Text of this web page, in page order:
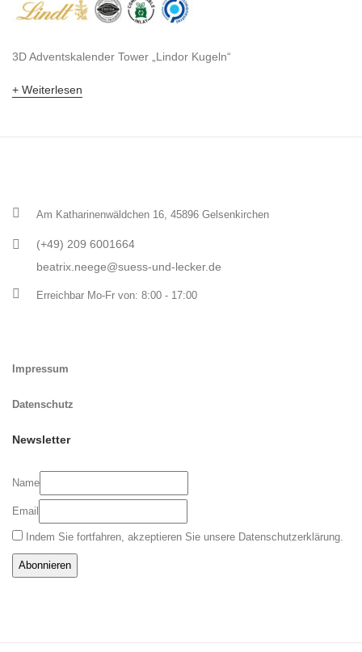
3D Adventskalender Tower „Lindor Kugeln“
Weiterlesen
Am Katharinenwäldchen 16, 45896 Gelsenkirchen
(+49) 209 6001664
beatrix.neege@suess-und-lecker.de
Erreichbar Mo-Fr von: 8:00 - 17:00
Impressum
Datenschutz
Newsletter
Name
Email
Indem Sie fortfahren, akzeptieren Sie unsere Datenschutzerklärung.